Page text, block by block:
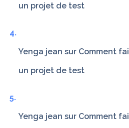
un projet de test
Yenga jean sur Comment
un projet de test
Yenga jean sur Comment